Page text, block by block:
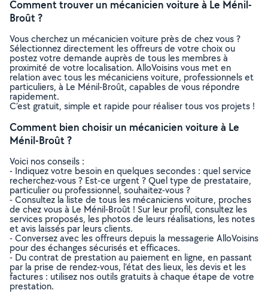
Comment trouver un mécanicien voiture à Le Ménil-
Broût ?
Vous cherchez un mécanicien voiture près de chez vous ?
Sélectionnez directement les offreurs de votre choix ou
postez votre demande auprès de tous les membres à
proximité de votre localisation. AlloVoisins vous met en
relation avec tous les mécaniciens voiture, professionnels et
particuliers, à Le Ménil-Broût, capables de vous répondre
rapidement.
C’est gratuit, simple et rapide pour réaliser tous vos projets !
Comment bien choisir un mécanicien voiture à Le
Ménil-Broût ?
Voici nos conseils :
- Indiquez votre besoin en quelques secondes : quel service
recherchez-vous ? Est-ce urgent ? Quel type de prestataire,
particulier ou professionnel, souhaitez-vous ?
- Consultez la liste de tous les mécaniciens voiture, proches
de chez vous à Le Ménil-Broût ! Sur leur profil, consultez les
services proposés, les photos de leurs réalisations, les notes
et avis laissés par leurs clients.
- Conversez avec les offreurs depuis la messagerie AlloVoisins
pour des échanges sécurisés et efficaces.
- Du contrat de prestation au paiement en ligne, en passant
par la prise de rendez-vous, l’état des lieux, les devis et les
factures : utilisez nos outils gratuits à chaque étape de votre
prestation.